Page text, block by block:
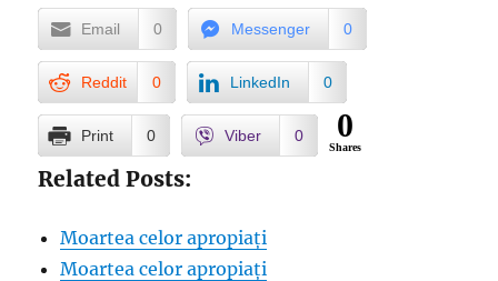
Email 0 Messenger 0
Reddit 0 LinkedIn 0
Print 0 Viber 0 0
Shares
Related Posts:
Moartea celor apropiați
Moartea celor apropiați